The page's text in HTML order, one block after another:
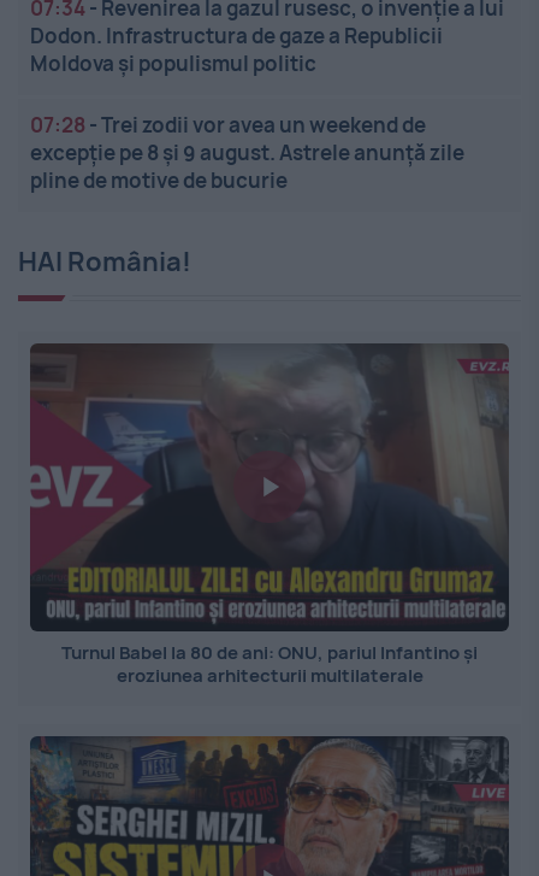
07:34- Revenirea la gazul rusesc, o invenție a lui
Dodon. Infrastructura de gaze a Republicii
Moldova și populismul politic
07:28 -Trei zodii vor avea un weekend de
excepție pe 8 și 9 august. Astrele anunță zile
pline de motive de bucurie
HAI România!
Turnul Babel la 80 de ani: ONU, pariul Infantino și
eroziunea arhitecturii multilaterale